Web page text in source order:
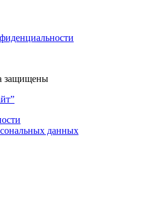
защищены
данных